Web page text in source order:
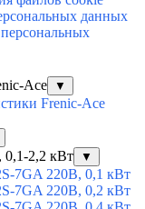
данных
Ace ▼
Frenic-Ace
0,1-2,2 кВт ▼
7GA 220В, 0,1 кВт
7GA 220В, 0,2 кВт